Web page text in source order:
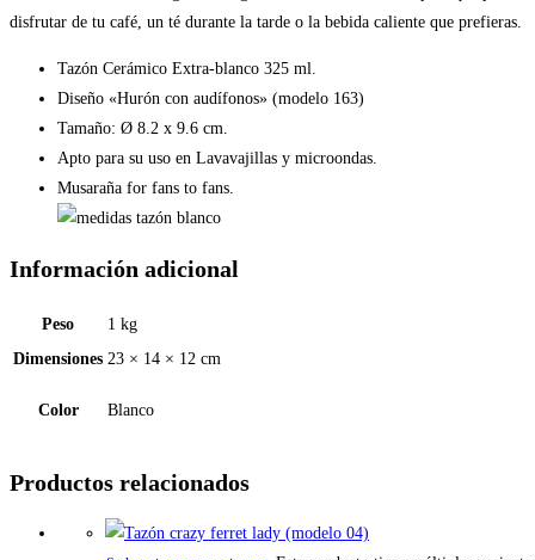
disfrutar de tu café, un té durante la tarde o la bebida caliente que prefieras.
Tazón Cerámico Extra-blanco 325 ml.
Diseño «Hurón con audífonos» (modelo 163)
Tamaño: Ø 8.2 x 9.6 cm.
Apto para su uso en Lavavajillas y microondas.
Musaraña for fans to fans.
Información adicional
Peso
1 kg
Dimensiones 23 × 14 × 12 cm
Color Blanco
Productos relacionados